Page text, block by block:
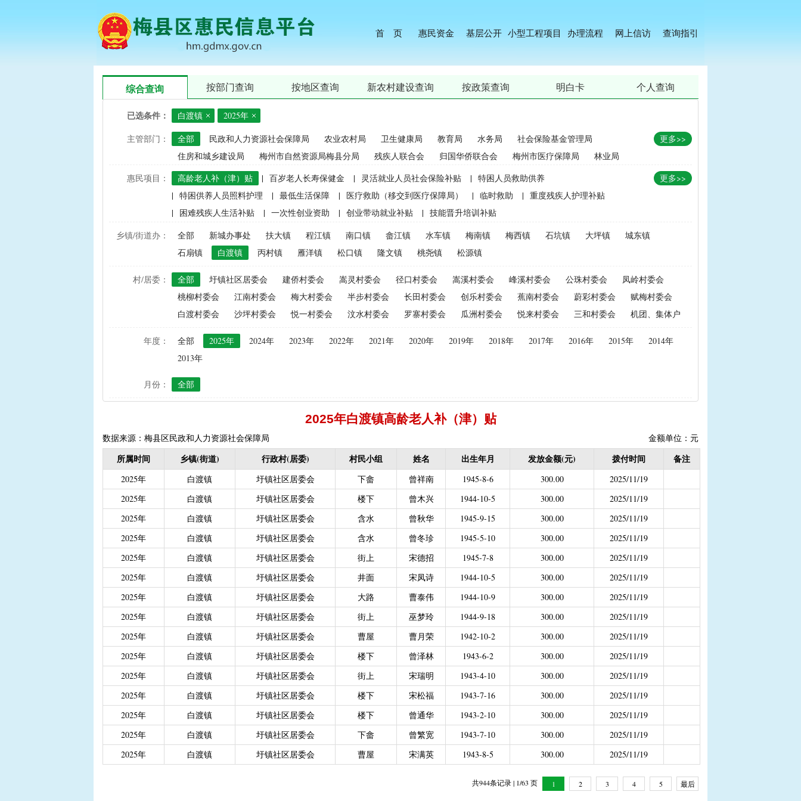
首 页 惠民资金 基层公开 小型工程项目 办理流程 网上信访 查询指引
综合查询 按部门查询 按地区查询 新农村建设查询 按政策查询 明白卡 个人查询
已选条件： 白渡镇 2025年
主管部门： 全部 民政和人力资源社会保障局 农业农村局 卫生健康局 教育局 水务局
社会保险基金管理局
住房和城乡建设局
梅州市自然资源局梅县分局 残疾人联合会 归国华侨联合会 梅州市医疗保障局 林业局
更多>>
惠民项目： 高龄老人补（津）贴 | 百岁老人长寿保健金 | 灵活就业人员社会保险补贴 | 特困人员救助供养
| 特困供养人员照料护理 | 最低生活保障 | 医疗救助（移交到医疗保障局） | 临时救助 | 重度残疾人护理补贴
|
困难残疾人生活补贴 | 一次性创业资助 | 创业带动就业补贴 | 技能晋升培训补贴
建档立卡家庭经济困难学生精准资助（2021年秋季学期起不再实施） | 中等职业学校国家助学金 | 畜牧品种改良经费
中央财政水稻、玉米、小麦良种补贴（2015年更改为“耕地地力保护补贴”） | 屠宰环节病害猪无害化处理补助
农资综合直补及种粮直补（2015年更改为“耕地地力保护补贴”） | 优质后备母奶牛饲养补贴 | 政策性能繁母猪保险费补贴
禁渔渔民生产生活补助 | 建档立卡贫困户 | 政策性家禽、生猪养殖保险保费补贴 | 农机购置补贴
耕地地力保护补贴
“两不具备”贫困村庄搬迁（已结束） | 生猪规模化养殖场无害化处理补助
省定贫困村创建社会主义新农村示范村建设项目计划表
接生员和赤脚医生生活困难补助资金
计划生育家庭特别扶助（2013年至2020年按季度公开）
| 城镇独生子女父母计划生育奖励 | 农村计划生育节育奖励（农村纯生二女结扎户奖励（2013年至2020年按季度公开））
义务教育阶段家庭经济困难学生生活费补助 普通高中国家助学金 | 中等职业学校国家助学金
| 普通高中建档立卡和非建档立卡免学杂费补助
高中残疾学生免学杂费补助（合并到“普通高中建档立卡和非建档立卡免学杂费补助”）
中等职业学校学生免学费补助
| 学前教育资助 | 建档立卡学生生活费（2016年至2021年，已结束） | 大中型水库移民后期扶持资金
| 城乡居民保险养老金 | 农村危房改造 | 基本农田保护经济补偿 | 残疾人自主创业就业
| 重度残疾人护理补贴（2013年至2016年，已移至民政局） | 重度残疾人医疗保险
南粤扶残助学工程（高等教育阶段残疾学生补贴） |
低保残疾人生活津贴（2013年至2016年，已移至民政局）
重度残疾人、精神和智力残疾人缴纳城乡居民基本养老保险费 | 广东省贫困归侨扶贫救助专项补助
城乡居民医保大病保险 | 城乡居民医保零星报销 |
困难群众医疗救助
城乡居民医保大病保险（2021年4月之前社保局公开的数据） |
城乡居民医保零星报销（2021年4月之前社保局公开的数据）
省级生态公益林效益补偿专项资金
更多>>
乡镇/街道办： 全部 新城办事处 扶大镇 程江镇 南口镇 畲江镇 水车镇 梅南镇 梅西镇 石坑镇 大坪镇
城东镇
石扇镇
白渡镇 丙村镇 雁洋镇 松口镇 隆文镇 桃尧镇 松源镇
村/居委： 全部 圩镇社区居委会 建侨村委会 嵩灵村委会 径口村委会 嵩溪村委会 峰溪村委会 公珠村委会
凤岭村委会
桃柳村委会
江南村委会 梅大村委会 半步村委会 长田村委会 创乐村委会 蕉南村委会 蔚彩村委会
赋梅村委会
白渡村委会
沙坪村委会 悦一村委会 汶水村委会 罗寨村委会 瓜洲村委会 悦来村委会 三和村委会 机团、集体户
年度： 全部 2025年 2024年 2023年 2022年 2021年 2020年 2019年 2018年 2017年 2016年 2015年
2014年
2013年
月份： 全部
2025年白渡镇高龄老人补（津）贴
数据来源：梅县区民政和人力资源社会保障局 金额单位：元
所属时间 乡镇(街道) 行政村(居委) 村民小组 姓名 出生年月 发放金额(元) 拨付时间 备注
2025年 白渡镇 圩镇社区居委会 下畲 曾祥南 1945-8-6 300.00
2025/11/19
2025年
白渡镇 圩镇社区居委会 楼下 曾木兴 1944-10-5 300.00
2025/11/19
2025年
白渡镇 圩镇社区居委会 含水 曾秋华 1945-9-15 300.00
2025/11/19
2025年
白渡镇 圩镇社区居委会 含水 曾冬珍 1945-5-10 300.00
2025/11/19
2025年
白渡镇 圩镇社区居委会 街上 宋德招 1945-7-8 300.00
2025/11/19
2025年
白渡镇 圩镇社区居委会 井面 宋凤诗 1944-10-5 300.00
2025/11/19
2025年
白渡镇 圩镇社区居委会 大路 曹泰伟 1944-10-9 300.00
2025/11/19
2025年
白渡镇 圩镇社区居委会 街上 巫梦玲 1944-9-18 300.00
2025/11/19
2025年
白渡镇 圩镇社区居委会 曹屋 曹月荣 1942-10-2 300.00
2025/11/19
2025年
白渡镇 圩镇社区居委会 楼下 曾泽林 1943-6-2 300.00
2025/11/19
2025年
白渡镇 圩镇社区居委会 街上 宋瑞明 1943-4-10 300.00
2025/11/19
2025年
白渡镇 圩镇社区居委会 楼下 宋松福 1943-7-16 300.00
2025/11/19
2025年
白渡镇 圩镇社区居委会 楼下 曾通华 1943-2-10 300.00
2025/11/19
2025年
白渡镇 圩镇社区居委会 下畲 曾繁宽 1943-7-10 300.00
2025/11/19
2025年
白渡镇 圩镇社区居委会 曹屋 宋满英 1943-8-5 300.00 2025/11/19
共944条记录 | 1/63 页 1 2 3 4 5
最后